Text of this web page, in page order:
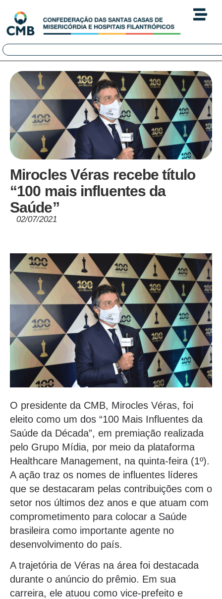
Mirocles Véras recebe título
“100 mais influentes da
Saúde”
02/07/2021
O presidente da CMB, Mirocles Véras, foi
eleito como um dos “100 Mais Influentes da
Saúde da Década”, em premiação realizada
pelo Grupo Mídia, por meio da plataforma
Healthcare Management, na quinta-feira (1º).
A ação traz os nomes de influentes líderes
que se destacaram pelas contribuições com o
setor nos últimos dez anos e que atuam com
comprometimento para colocar a Saúde
brasileira como importante agente no
desenvolvimento do país.
A trajetória de Véras na área foi destacada
durante o anúncio do prêmio. Em sua
carreira, ele atuou como vice-prefeito e